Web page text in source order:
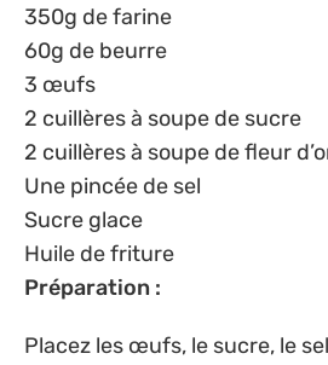
350g de farine
60g de beurre
3 œufs
2 cuillères à soupe de sucre
2 cuillères à soupe de fleur
Une pincée de sel
Sucre glace
Huile de friture
Préparation :
Placez les œufs, le sucre, le